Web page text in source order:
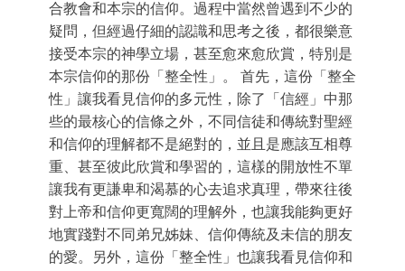
合教會和本宗的信仰。過程中當然曾遇到不少的
疑問，但經過仔細的認識和思考之後，都很樂意
接受本宗的神學立場，甚至愈來愈欣賞，特別是
本宗信仰的那份「整全性」。 首先，這份「整全
性」讓我看見信仰的多元性，除了「信經」中那
些的最核心的信條之外，不同信徒和傳統對聖經
和信仰的理解都不是絕對的，並且是應該互相尊
重、甚至彼此欣賞和學習的，這樣的開放性不單
讓我有更謙卑和渴慕的心去追求真理，帶來往後
對上帝和信仰更寬闊的理解外，也讓我能夠更好
地實踐對不同弟兄姊妹、信仰傳統及未信的朋友
的愛。另外，這份「整全性」也讓我看見信仰和